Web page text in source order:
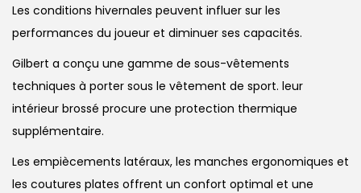
Les conditions hivernales peuvent influer sur les
performances du joueur et diminuer ses capacités.
Gilbert a conçu une gamme de sous-vêtements
techniques à porter sous le vêtement de sport. leur
intérieur brossé procure une protection thermique
supplémentaire.
Les empiècements latéraux, les manches ergonomiques et
les coutures plates offrent un confort optimal et une